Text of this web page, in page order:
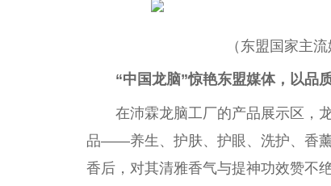
（东盟 国家主流
“中国龙脑”惊艳东盟媒体，以品
在沛霖龙脑工厂的产品展示区，
品——养生、护肤、护眼、洗护、香
香后，对其清雅香气与提神功效赞不